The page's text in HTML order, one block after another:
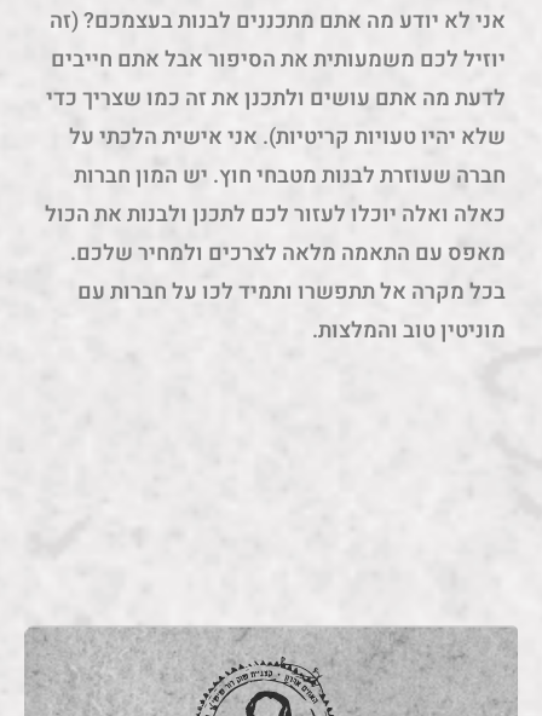
אני לא יודע מה אתם מתכננים לבנות בעצמכם? (זה
יוזיל לכם משמעותית את הסיפור אבל אתם חייבים
לדעת מה אתם עושים ולתכנן את זה כמו שצריך כדי
שלא יהיו טעויות קריטיות). אני אישית הלכתי על
חברה שעוזרת לבנות מטבחי חוץ. יש המון חברות
כאלה ואלה יוכלו לעזור לכם לתכנן ולבנות את הכול
מאפס עם התאמה מלאה לצרכים ולמחיר שלכם.
בכל מקרה אל תתפשרו ותמיד לכו על חברות עם
מוניטין טוב והמלצות.